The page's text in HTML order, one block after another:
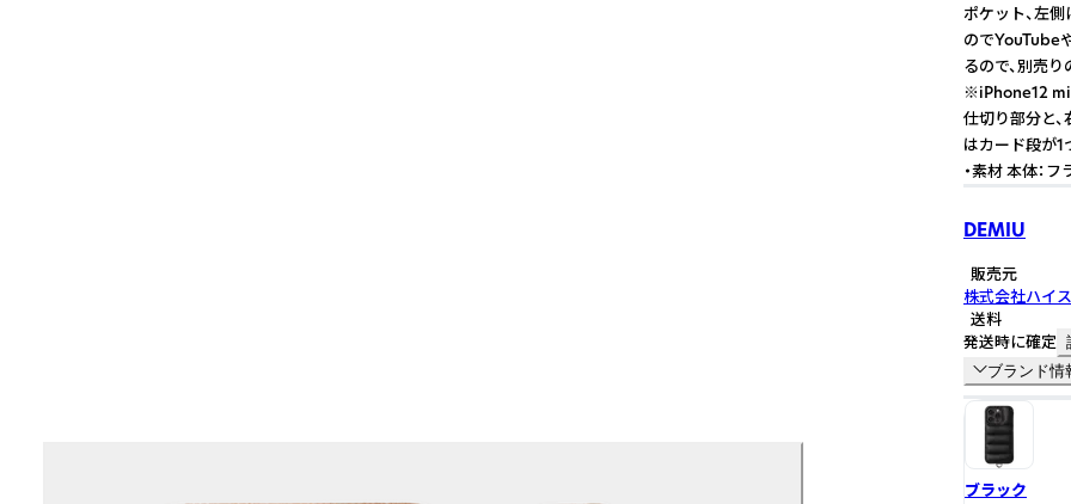
ポケット、左
のでYouTube
るので、別売
※iPhone12
仕切り部分と
はカード段が1
・素材 本体：
DEMIU
販売元
株式会社ハイ
送料
発送時に確定
ブランド情
ブラック